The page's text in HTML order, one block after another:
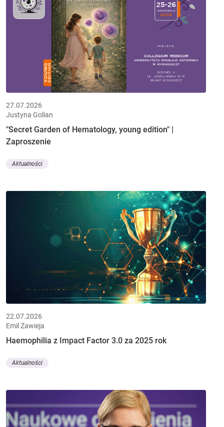
27.07.2026
Justyna Golian
"Secret Garden of Hematology, young edition" |
Zaproszenie
Aktualności
22.07.2026
Emil Zawieja
Haemophilia z Impact Factor 3.0 za 2025 rok
Aktualności